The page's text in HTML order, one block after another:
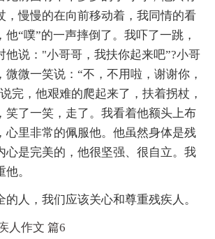
，慢慢的在向前移动着，我同情的看
“噗”的一声摔倒了。我吓了一跳，
他说："小哥哥，我扶你起来吧”?小哥
微微一笑说：“不，不用啦，谢谢你，
完，他艰难的爬起来了，扶着拐杖，
笑了一笑，走了。我看着他额头上布
心里非常的佩服他。他虽然身体是残
心是完美的，他很坚强、很自立。我
。
的人，我们应该关心和尊重残疾人。
作文 篇6